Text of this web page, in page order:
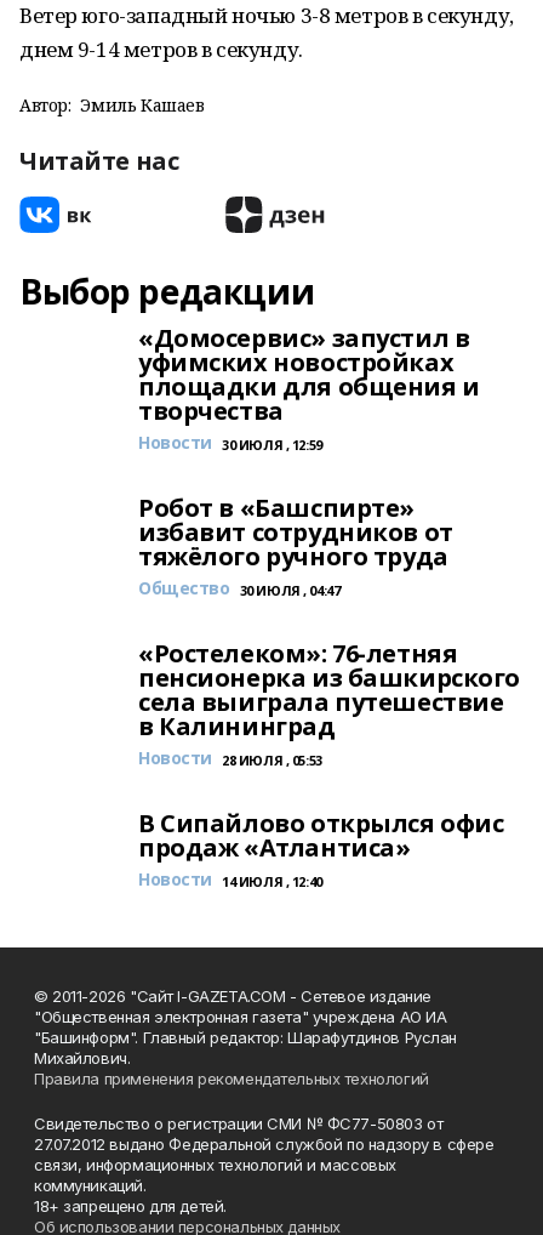
Ветер юго-западный ночью 3-8 метров в секунду,
днем 9-14 метров в секунду.
Автор: Эмиль Кашаев
Читайте нас
Выбор редакции
«Домосервис» запустил в
уфимских новостройках
площадки для общения и
творчества
Новости 30 ИЮЛЯ , 12:59
Робот в «Башспирте»
избавит сотрудников от
тяжёлого ручного труда
Общество 30 ИЮЛЯ , 04:47
«Ростелеком»: 76-летняя
пенсионерка из башкирского
села выиграла путешествие
в Калининград
Новости 28 ИЮЛЯ , 05:53
В Сипайлово открылся офис
продаж «Атлантиса»
Новости 14 ИЮЛЯ , 12:40
© 2011-2026 "Сайт I-GAZETA.COM - Сетевое издание
"Общественная электронная газета" учреждена АО ИА
"Башинформ". Главный редактор: Шарафутдинов Руслан
Михайлович.
Правила применения рекомендательных технологий
Свидетельство о регистрации СМИ № ФС77-50803 от
27.07.2012 выдано Федеральной службой по надзору в сфере
связи, информационных технологий и массовых
коммуникаций.
18+ запрещено для детей.
Об использовании персональных данных